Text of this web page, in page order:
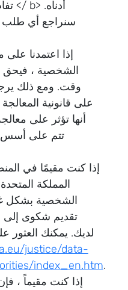
سنراجع أي طلب
إذا اعتمدنا
الشخصية ،
وقت. ومع ذلك
على قانونية
أنها تؤثر على
تتم على أسس
إذا كنت مقيمًا في
المملكة
الشخصية بشكل
تقديم شكوى إلى
لديك. يمكنك العثور
justice/data-
index_en.htm.
إذا كنت مقيماً ،